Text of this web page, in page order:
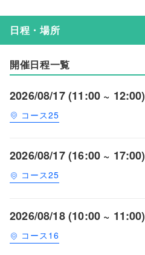
日程・場所
開催日程一覧
2026/08/17 (11:00 ~ 12:00)
コース25
2026/08/17 (16:00 ~ 17:00)
コース25
2026/08/18 (10:00 ~ 11:00)
コース16